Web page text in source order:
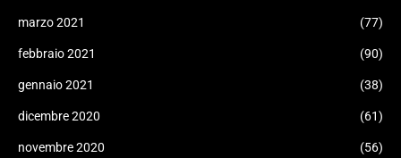
marzo 2021 (77)
febbraio 2021 (90)
gennaio 2021 (38)
dicembre 2020 (61)
novembre 2020 (56)